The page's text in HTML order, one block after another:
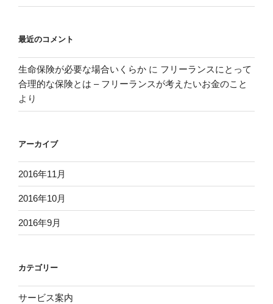
最近のコメント
生命保険が必要な場合いくらか に フリーランスにとって
合理的な保険とは – フリーランスが考えたいお金のこと
より
アーカイブ
2016年11月
2016年10月
2016年9月
カテゴリー
サービス案内